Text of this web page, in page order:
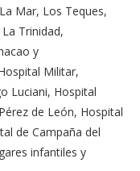
Mar, Los Teques,
Trinidad,
y
Militar,
Luciani, Hospital
de León, Hospital
de Campaña del
infantiles y